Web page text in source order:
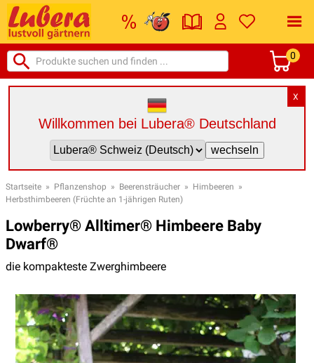
0
X
Willkommen bei Lubera® Deutschland
Startseite » Pflanzenshop » Beerensträucher » Himbeeren »
Herbsthimbeeren (Früchte an 1-jährigen Ruten)
Lowberry® Alltimer® Himbeere Baby
Dwarf®
die kompakteste Zwerghimbeere